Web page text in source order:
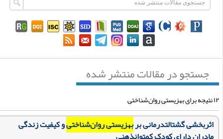
جستجو در مقالات منتشر شده
اثربخشی گشتالت‏درمانی بربهزیستی روان‌شناختیو کیفیت زندگی